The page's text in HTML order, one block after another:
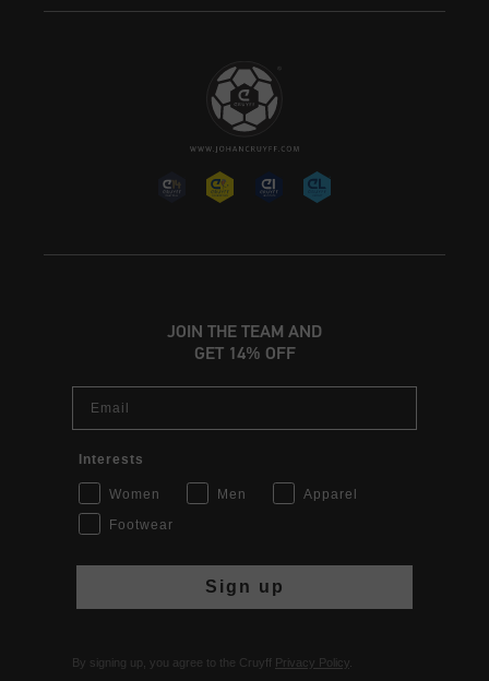
JOIN THE TEAM AND
GET 14% OFF
Interests
Women Men
Apparel
Footwear
Sign up
By signing up, you agree to the Cruyff Privacy Policy